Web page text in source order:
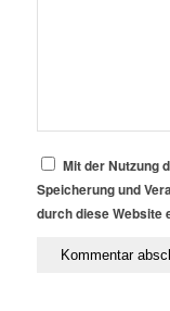
Mit der Nutzung
Speicherung und
durch diese Website